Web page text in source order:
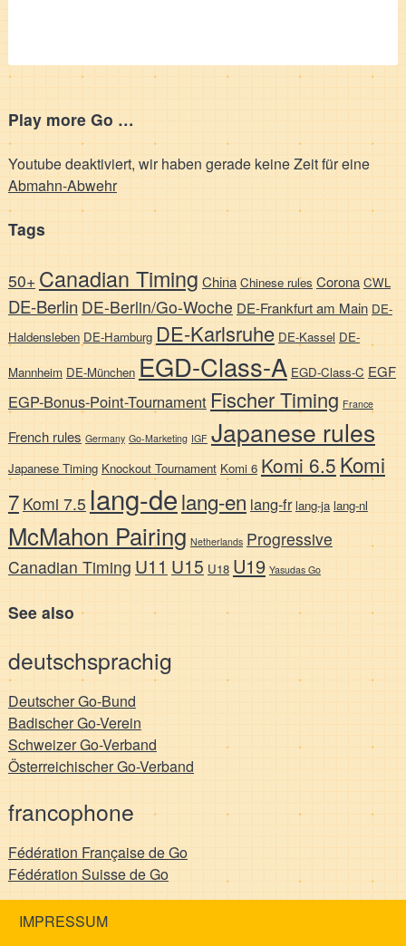
Play more Go …
Youtube deaktiviert, wir haben gerade keine Zeit für eine
Abmahn-Abwehr
Tags
50+ Canadian Timing China Chinese rules Corona CWL
DE-Berlin DE-Berlin/Go-Woche DE-Frankfurt am Main DE-
Haldensleben DE-Hamburg DE-Karlsruhe DE-Kassel DE-
Mannheim DE-München EGD-Class-A EGD-Class-C EGF
EGP-Bonus-Point-Tournament Fischer Timing France
French rules Germany Go-Marketing IGF Japanese rules
Japanese Timing Knockout Tournament Komi 6 Komi 6.5Komi
7 Komi 7.5 lang-delang-en lang-fr lang-ja lang-nl
McMahon Pairing Netherlands Progressive
Canadian Timing U11 U15 U18 U19 Yasudas Go
See also
deutschsprachig
Deutscher Go-Bund
Badischer Go-Verein
Schweizer Go-Verband
Österreichischer Go-Verband
francophone
Fédération Française de Go
Fédération Suisse de Go
IMPRESSUM